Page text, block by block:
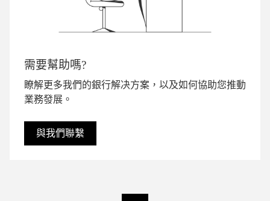
需要幫助嗎?
瞭解更多我們的銀行解决方案，以及如何協助您推動
業務發展。
與我們聯繫